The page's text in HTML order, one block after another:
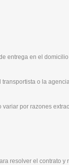
entrega en el
o la
por razones
resolver el contrato